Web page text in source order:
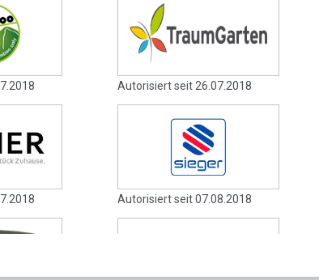
Autorisiert seit 26.07.2018
Autorisiert seit 07.08.2018